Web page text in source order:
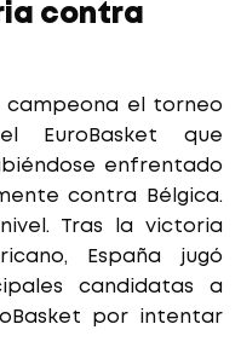
contra
campeona el torneo
EuroBasket que
enfrentado
contra Bélgica.
Tras la victoria
España jugó
candidatas a
por intentar